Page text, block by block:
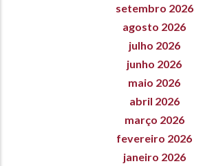
setembro 2026
agosto 2026
julho 2026
junho 2026
maio 2026
abril 2026
março 2026
fevereiro 2026
janeiro 2026